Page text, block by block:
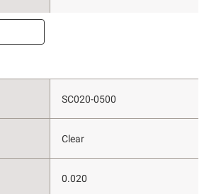
SC020-0500
Clear
0.020